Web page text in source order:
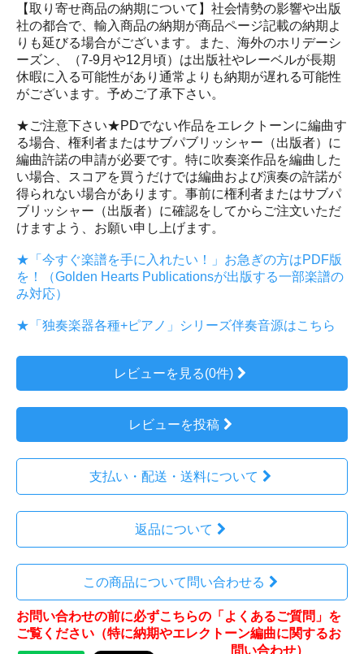
【取り寄せ商品の納期について】社会情勢の影響や出版
社の都合で、輸入商品の納期が商品ページ記載の納期よ
りも延びる場合がございます。また、海外のホリデーシ
ーズン、（7-9月や12月頃）は出版社やレーベルが長期
休暇に入る可能性があり通常よりも納期が遅れる可能性
がございます。予めご了承下さい。
★ご注意下さい★PDでない作品をエレクトーンに編曲す
る場合、権利者またはサブパブリッシャー（出版者）に
編曲許諾の申請が必要です。特に吹奏楽作品を編曲した
い場合、スコアを買うだけでは編曲および演奏の許諾が
得られない場合があります。事前に権利者またはサブパ
ブリッシャー（出版者）に確認をしてからご注文いただ
けますよう、お願い申し上げます。
★「今すぐ楽譜を手に入れたい！」お急ぎの方はPDF版
を！（Golden Hearts Publicationsが出版する一部楽譜の
み対応）
★「独奏楽器各種+ピアノ」シリーズ伴奏音源はこちら
レビューを見る(0件)
レビューを投稿
支払い・配送・送料について
返品について
この商品について問い合わせる
お問い合わせの前に必ずこちらの「よくあるご質問」を
ご覧ください（特に納期やエレクトーン編曲に関するお
問い合わせ）